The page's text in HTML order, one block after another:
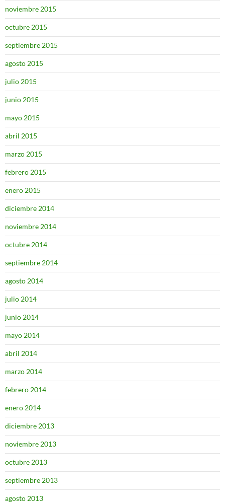
noviembre 2015
octubre 2015
septiembre 2015
agosto 2015
julio 2015
junio 2015
mayo 2015
abril 2015
marzo 2015
febrero 2015
enero 2015
diciembre 2014
noviembre 2014
octubre 2014
septiembre 2014
agosto 2014
julio 2014
junio 2014
mayo 2014
abril 2014
marzo 2014
febrero 2014
enero 2014
diciembre 2013
noviembre 2013
octubre 2013
septiembre 2013
agosto 2013